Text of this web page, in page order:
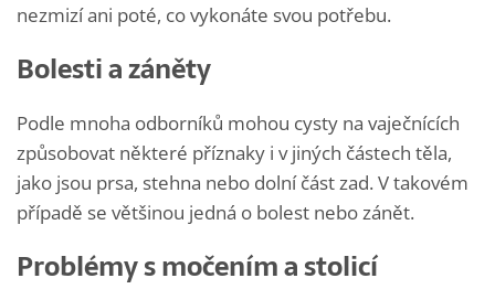
nezmizí ani poté, co vykonáte svou potřebu.
Bolesti a záněty
Podle mnoha odborníků mohou cysty na vaječnících
způsobovat některé příznaky i v jiných částech těla,
jako jsou prsa, stehna nebo dolní část zad. V takovém
případě se většinou jedná o bolest nebo zánět.
Problémy s močením a stolicí